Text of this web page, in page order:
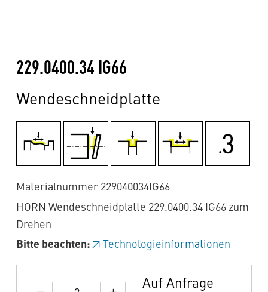
229.0400.34 IG66
Wendeschneidplatte
Materialnummer 229040034IG66
HORN Wendeschneidplatte 229.0400.34 IG66 zum
Drehen
Bitte beachten:
Technologieinformationen
Auf Anfrage